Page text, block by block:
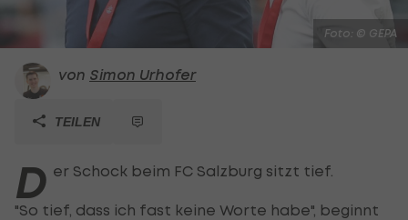
Foto: © GEPA
von Simon Urhofer
TEILEN
D er Schock beim FC Salzburg sitzt tief.
"So tief, dass ich fast keine Worte habe", beginnt